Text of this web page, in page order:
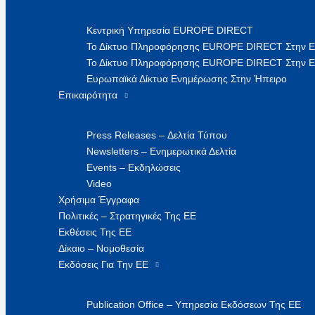
Κεντρική Υπηρεσία EUROPE DIRECT
Το Δίκτυο Πληροφόρησης EUROPE DIRECT Στην
Το Δίκτυο Πληροφόρησης EUROPE DIRECT Στην
Ευρωπαϊκά Δίκτυα Ενημέρωσης Στην Ήπειρο
Επικαιρότητα
Press Releases – Δελτία Τύπου
Newsletters – Ενημερωτικά Δελτία
Events – Εκδηλώσεις
Video
Χρήσιμα Έγγραφα
Πολιτικές – Στρατηγικές Της ΕΕ
Εκθέσεις Της ΕΕ
Δίκαιο – Νομοθεσία
Εκδόσεις Για Την ΕΕ
Publication Office – Υπηρεσία Εκδόσεων Της ΕΕ